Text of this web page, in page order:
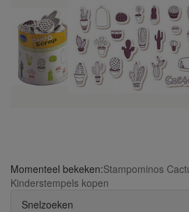
Momenteel bekeken:Stampominos
Kinderstempels kopen
Snelzoeken